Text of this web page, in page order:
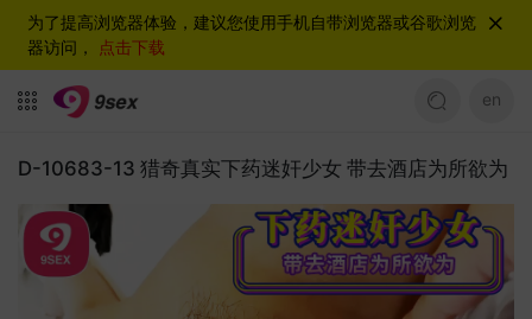
为了提高浏览器体验，建议您使用手机自带浏览器或谷歌浏览
器访问， 点击下载
en
D-10683-13 猎奇真实下药迷奸少女 带去酒店为所欲为